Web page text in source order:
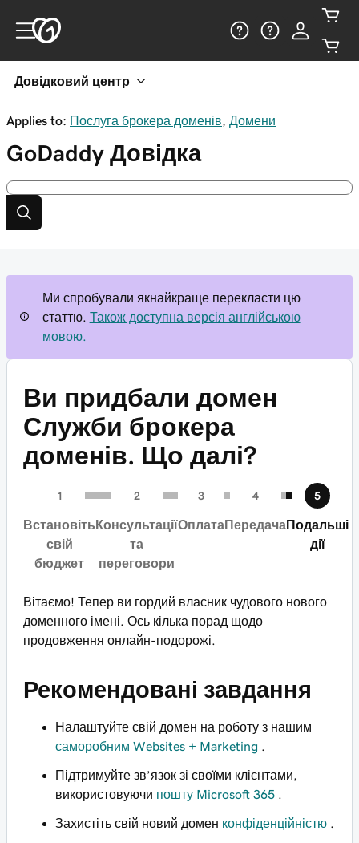
Довідковий центр
Applies to: Послуга брокера доменів Домени
GoDaddy Довідка
Ми спробували якнайкраще перекласти цю
статтю. Також доступна версія англійською
мовою.
Ви придбали домен
Служби брокера
доменів. Що далі?
Встановіть
свій
бюджет
Консультації
та
переговори
Оплата Передача Подальші
дії
Вітаємо! Тепер ви гордий власник чудового нового
доменного імені. Ось кілька порад щодо
продовження онлайн-подорожі.
Рекомендовані завдання
Налаштуйте свій домен на роботу з нашим
саморобним Websites + Marketing
Підтримуйте зв’язок зі своїми клієнтами,
використовуючи пошту Microsoft 365
Захистіть свій новий домен конфіденційністю